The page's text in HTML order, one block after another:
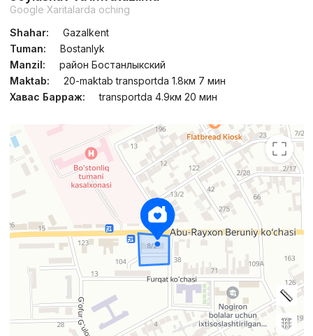
Google Xaritalarda oching
Shahar:
Gazalkent
Tuman:
Bostanlyk
Manzil:
район Бостанлыкский
Maktab:
20-maktab transportda 1.8км 7 мин
Хавас Барраж:
transportda 4.9км 20 мин